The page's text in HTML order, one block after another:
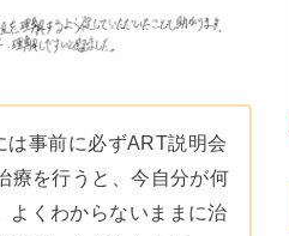
事前に必ずART説明会
療を行うと、今自分が何
よくわからないままに治